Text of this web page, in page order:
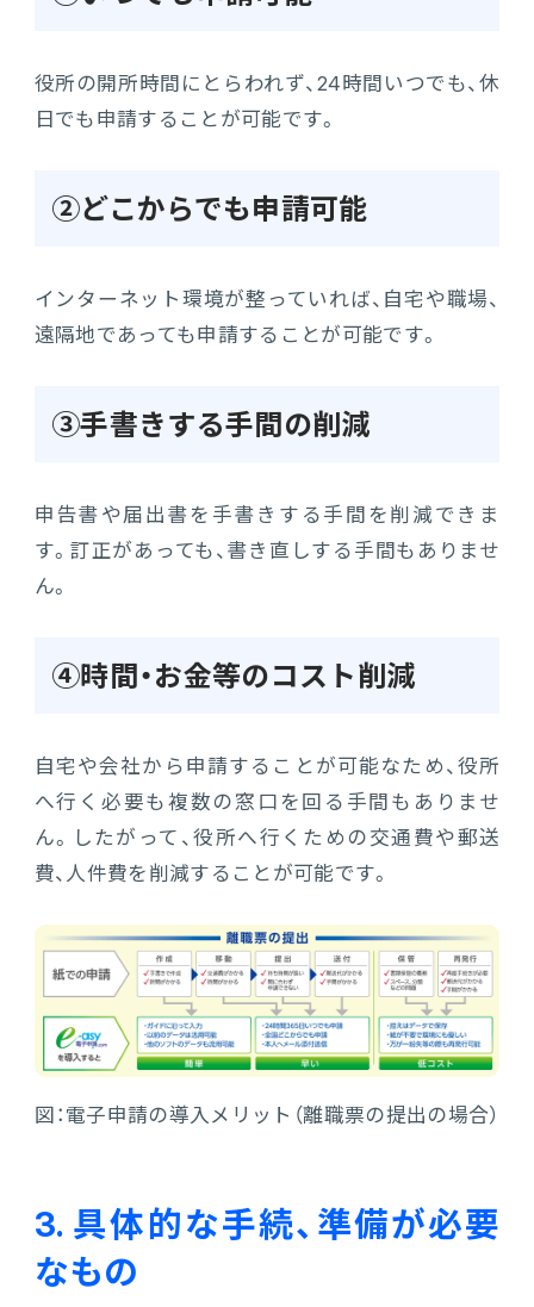
役所の開所時間にとらわれず、24時間いつでも、休
日でも申請することが可能です。
②どこからでも申請可能
インターネット環境が整っていれば、自宅や職場、
遠隔地であっても申請することが可能です。
③手書きする手間の削減
申告書や届出書を手書きする手間を削減できま
す。訂正があっても、書き直しする手間もありませ
ん。
④時間・お金等のコスト削減
自宅や会社から申請することが可能なため、役所
へ行く必要も複数の窓口を回る手間もありませ
ん。したがって、役所へ行くための交通費や郵送
費、人件費を削減することが可能です。
図：電子申請の導入メリット（離職票の提出の場合）
3. 具体的な手続、準備が必要
なもの